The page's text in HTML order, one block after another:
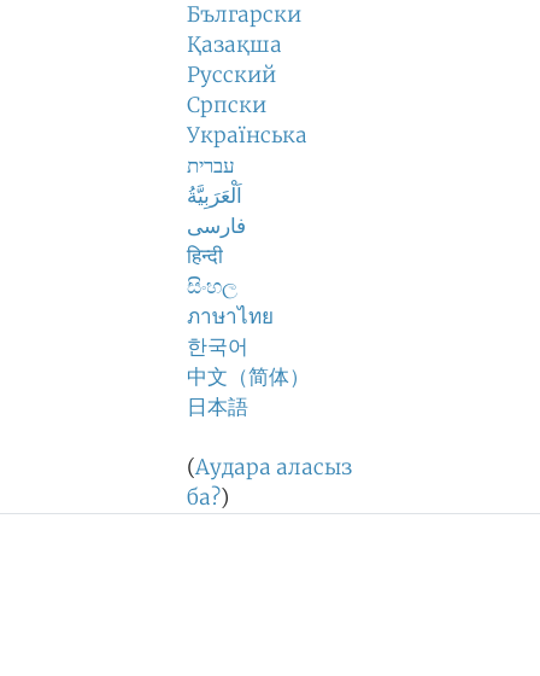
Български
Қазақша
Русский
Српски
Українська
עברית
اَلْعَرَبِيَّةُ
فارسی
हिन्दी
සිංහල
ภาษาไทย
한국어
中文（简体）
日本語
(Аудара аласыз
ба?)